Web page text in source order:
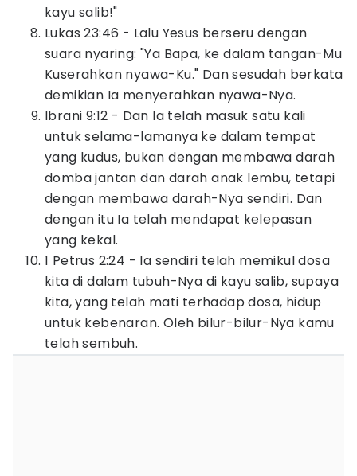
kayu salib!"
Lukas 23:46 - Lalu Yesus berseru dengan
suara nyaring: "Ya Bapa, ke dalam tangan-Mu
Kuserahkan nyawa-Ku." Dan sesudah berkata
demikian Ia menyerahkan nyawa-Nya.
Ibrani 9:12 - Dan Ia telah masuk satu kali
untuk selama-lamanya ke dalam tempat
yang kudus, bukan dengan membawa darah
domba jantan dan darah anak lembu, tetapi
dengan membawa darah-Nya sendiri. Dan
dengan itu Ia telah mendapat kelepasan
yang kekal.
1 Petrus 2:24 - Ia sendiri telah memikul dosa
kita di dalam tubuh-Nya di kayu salib, supaya
kita, yang telah mati terhadap dosa, hidup
untuk kebenaran. Oleh bilur-bilur-Nya kamu
telah sembuh.